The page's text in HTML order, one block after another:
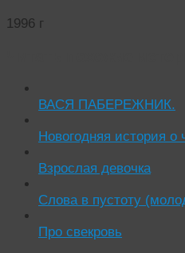
1996 г
ВАСЯ ПАБЕРЕЖНИК.
Новогодняя история о
Взрослая девочка
Слова в пустоту
Про свекровь